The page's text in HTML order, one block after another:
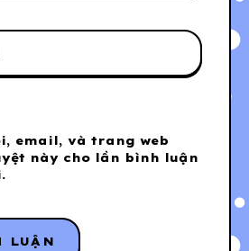
email, và trang web
này cho lần bình luận